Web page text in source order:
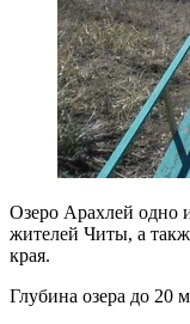
Озеро Арахлей одно
жителей Читы, а
края.
Глубина озера до 20